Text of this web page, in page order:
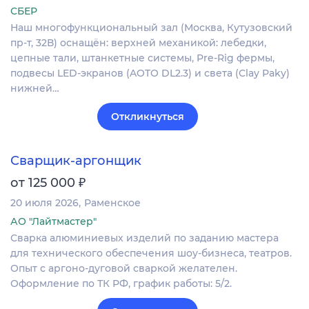
СБЕР
Наш многофункциональный зал (Москва, Кутузовский
пр-т, 32В) оснащён: верхней механикой: лебедки,
цепные тали, штанкетные системы, Pre-Rig фермы,
подвесы LED-экранов (AOTO DL2.3) и света (Clay Paky)
нижней…
Откликнуться
Сварщик-аргонщик
от 125 000 ₽
20 июля 2026 Раменское
АО "Лайтмастер"
Сварка алюминиевых изделий по заданию мастера
для технического обеспечения шоу-бизнеса, театров.
Опыт с аргоно-дуговой сваркой желателен.
Оформление по ТК РФ, график работы: 5/2.